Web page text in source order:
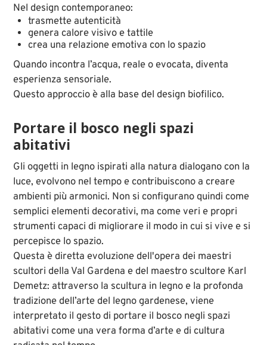
Nel design contemporaneo:
trasmette autenticità
genera calore visivo e tattile
crea una relazione emotiva con lo spazio
Quando incontra l’acqua, reale o evocata, diventa
esperienza sensoriale.
Questo approccio è alla base del design biofilico.
Portare il bosco negli spazi
abitativi
Gli oggetti in legno ispirati alla natura dialogano con la
luce, evolvono nel tempo e contribuiscono a creare
ambienti più armonici. Non si configurano quindi come
semplici elementi decorativi, ma come veri e propri
strumenti capaci di migliorare il modo in cui si vive e si
percepisce lo spazio.
Questa è diretta evoluzione dell'opera dei maestri
scultori della Val Gardena e del maestro scultore Karl
Demetz: attraverso la scultura in legno e la profonda
tradizione dell’arte del legno gardenese, viene
interpretato il gesto di portare il bosco negli spazi
abitativi come una vera forma d’arte e di cultura